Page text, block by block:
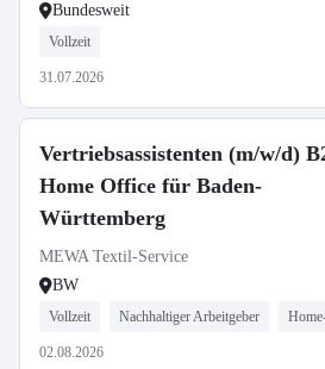
Bundesweit
Vollzeit
31.07.2026
Vertriebsassistenten (m/w/d)
Home Office für Baden-
Württemberg
MEWA Textil-Service
BW
Vollzeit Nachhaltiger Arbeitgeber
02.08.2026